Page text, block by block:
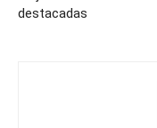
destacadas